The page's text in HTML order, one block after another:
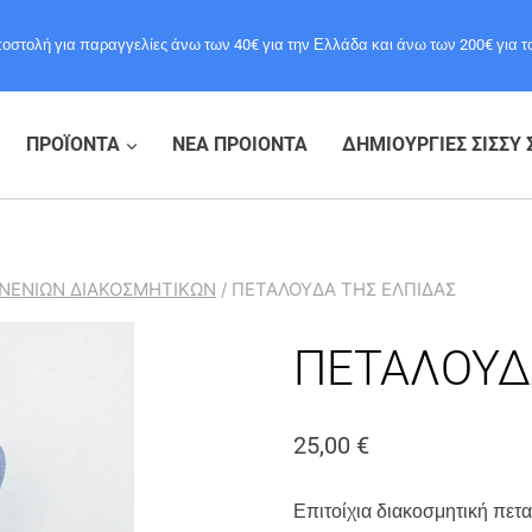
για παραγγελίες άνω των 40€ για την Ελλάδα και άνω των 200€ για
ΠΡΟΪΟΝΤΑ ΝΕΑ ΠΡΟΙΟΝΤΑ ΔΗΜΙΟΥΡΓΙΕΣ ΣΙΣΣΥ
ΔΙΑΚΟΣΜΗΤΙΚΩΝ / ΠΕΤΑΛΟΥΔΑ ΤΗΣ ΕΛΠΙΔΑΣ
25,00 €
Επιτοίχια διακοσμητική